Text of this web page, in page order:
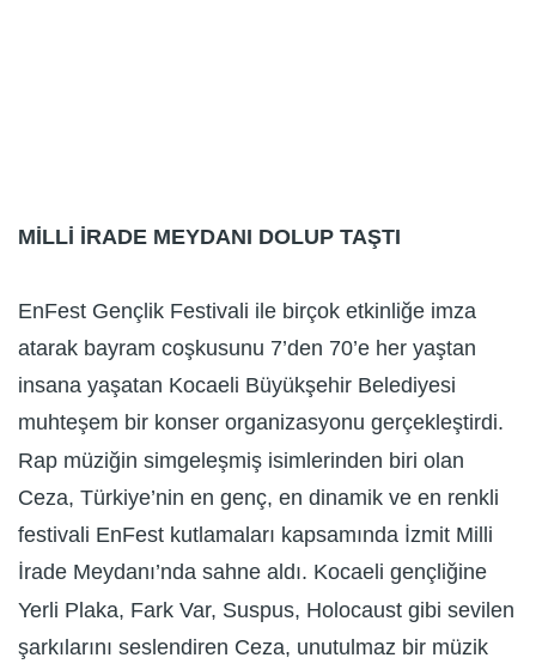
MİLLİ İRADE MEYDANI DOLUP TAŞTI
EnFest Gençlik Festivali ile birçok etkinliğe imza
atarak bayram coşkusunu 7’den 70’e her yaştan
insana yaşatan Kocaeli Büyükşehir Belediyesi
muhteşem bir konser organizasyonu gerçekleştirdi.
Rap müziğin simgeleşmiş isimlerinden biri olan
Ceza, Türkiye’nin en genç, en dinamik ve en renkli
festivali EnFest kutlamaları kapsamında İzmit Milli
İrade Meydanı’nda sahne aldı. Kocaeli gençliğine
Yerli Plaka, Fark Var, Suspus, Holocaust gibi sevilen
şarkılarını seslendiren Ceza, unutulmaz bir müzik